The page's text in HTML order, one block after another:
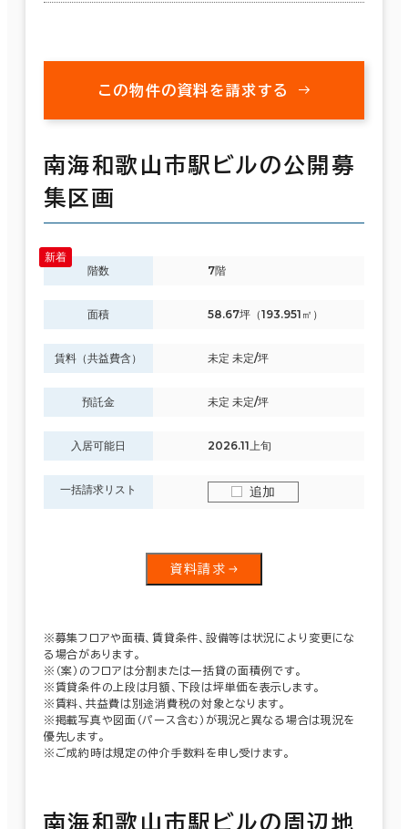
この物件の資料を請求する
南海和歌山市駅ビルの公開募
集区画
階数 7階
面積 58.67坪（193.951㎡）
賃料（共益費含） 未定 未定/坪
預託金 未定 未定/坪
入居可能日 2026.11上旬
一括請求リスト 追加
資料請求
※募集フロアや面積、賃貸条件、設備等は状況により変更にな
る場合があります。
※（案）のフロアは分割または一括貸の面積例です。
※賃貸条件の上段は月額、下段は坪単価を表示します。
※賃料、共益費は別途消費税の対象となります。
※掲載写真や図面（パース含む）が現況と異なる場合は現況を
優先します。
※ご成約時は規定の仲介手数料を申し受けます。
南海和歌山市駅ビルの周辺地